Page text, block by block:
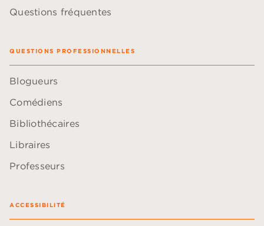
Questions fréquentes
QUESTIONS PROFESSIONNELLES
Blogueurs
Comédiens
Bibliothécaires
Libraires
Professeurs
ACCESSIBILITÉ